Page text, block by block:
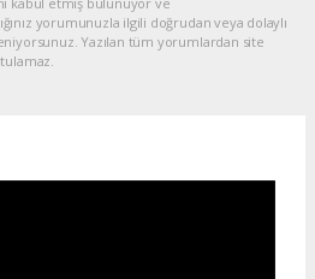
yorumunuzla ilgili doğrudan veya dolaylı
Yazılan tüm yorumlardan site